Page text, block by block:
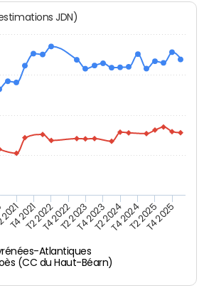
: estimations JDN)
Atlantiques
(CC du Haut-Béarn)
T4 2021T2 2022T4 2022T2 2023T4 2023T2 2024T4 2024T2 2025T4 2025